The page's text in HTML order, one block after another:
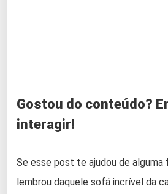
Gostou do conteúdo?
interagir!
Se esse post te ajudou de alguma
lembrou daquele sofá incrível da